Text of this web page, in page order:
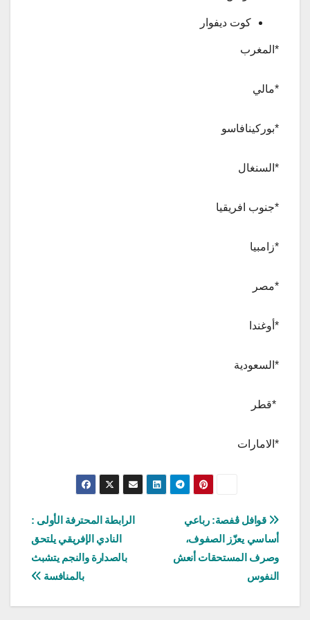
كوت ديفوار
*المغرب
*مالي
*بوركينافاسو
*السنغال
*جنوب افريقيا
*زامبيا
*مصر
*أوغندا
*السعودية
*قطر
*الامارات
تصفّح
المقالات
الرابطة المحترفة الأولى :
النادي الإفريقي يلتحق
بالصدارة والنجم يتشبث
بالمنافسة
قوافل ڨفصة: رباعي
أساسي يعزّز الصفوف،
وصرف المستحقات أنعش
النفوس